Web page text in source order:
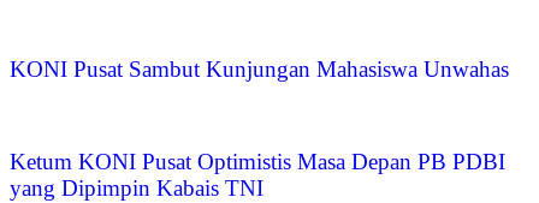
KONI Pusat Sambut Kunjungan Mahasiswa Unwahas
Ketum KONI Pusat Optimistis Masa Depan PB PDBI
yang Dipimpin Kabais TNI